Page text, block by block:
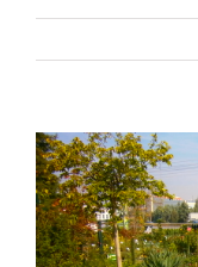
Προβολή
μεγαλύτερης
εικόνας